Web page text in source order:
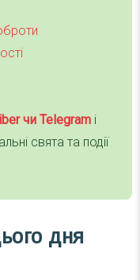
чи Telegram і
свята та події
дня